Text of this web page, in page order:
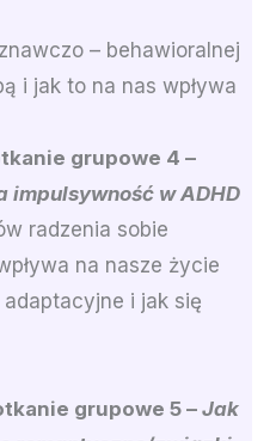
– behawioralnej
i jak to na nas wpływa
grupowe 4 –
impulsywność w ADHD
radzenia sobie
na nasze życie
i jak się
grupowe 5 – Jak